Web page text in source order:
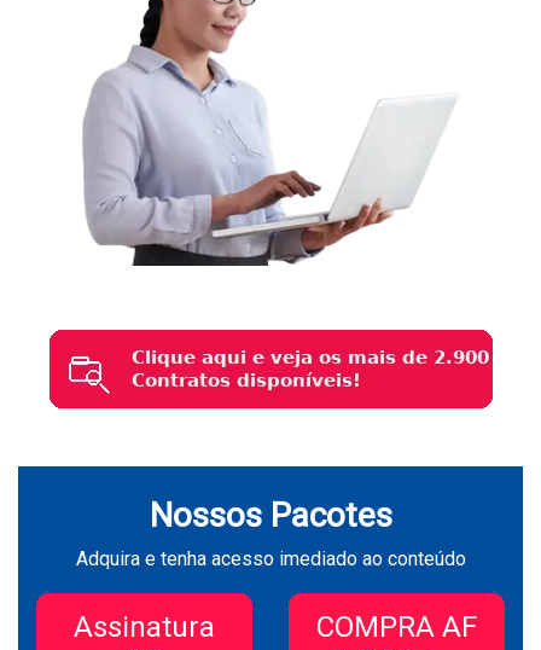
Nossos Pacotes
Adquira e tenha acesso imediado ao conteúdo
Assinatura
COMPRA AF